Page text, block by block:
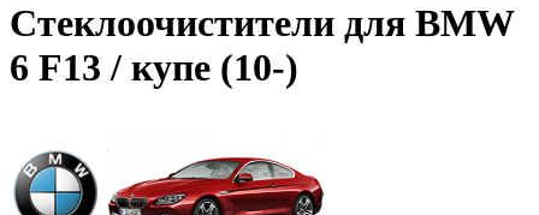
Стеклоочистители для BMW
6 F13 / купе (10-)